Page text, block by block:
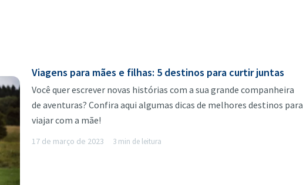
Viagens para mães e filhas: 5 destinos para curtir juntas
17 de março de 2023 3 min de leitura
Você quer escrever novas histórias com a sua grande companheira
de aventuras? Confira aqui algumas dicas de melhores destinos para
viajar com a mãe!